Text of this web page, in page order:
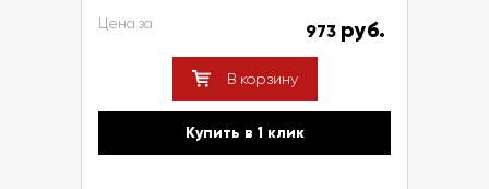
Цена за 973 руб.
В корзину
Купить в 1 клик